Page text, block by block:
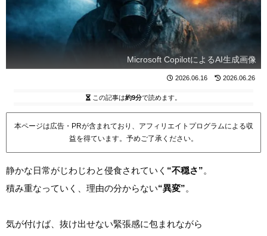
Microsoft CopilotによるAI生成画像
2026.06.16 2026.06.26
この記事は約9分で読めます。
本ページは広告・PRが含まれており、アフィリエイトプログラムによる収
益を得ています。予めご了承ください。
静かな日常がじわじわと侵食されていく “不穏さ”。
積み重なっていく、理由の分からない“異変”。
気が付けば、抜け出せない緊張感に包まれながら